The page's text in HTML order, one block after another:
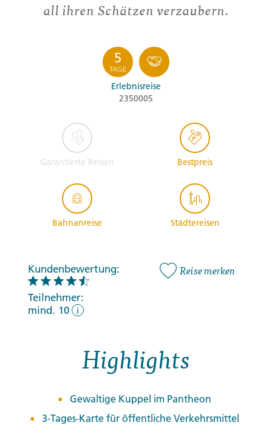
all ihren Schätzen verzaubern.
5
TAGE
Erlebnisreise
2350005
Garantierte Reisen Bestpreis
Bahnanreise Städtereisen
Kundenbewertung:
Teilnehmer:
mind. 10
i
Reise merken
Highlights
Gewaltige Kuppel im Pantheon
3-Tages-Karte für öffentliche Verkehrsmittel